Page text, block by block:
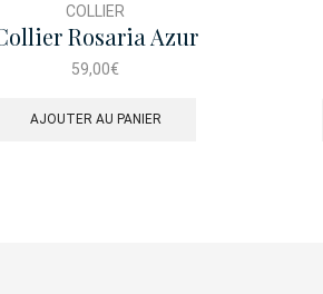
COLLIER
Rosaria Azur
59,00€
AJOUTER AU PANIER